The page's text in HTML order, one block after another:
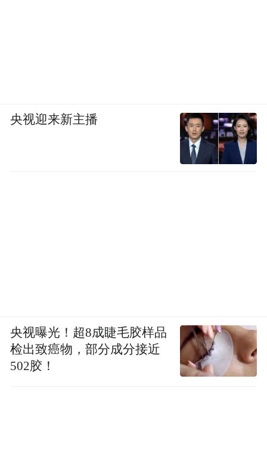
央视迎来新主播
央视曝光！超8成睫毛胶样品
检出致癌物，部分成分接近
502胶！